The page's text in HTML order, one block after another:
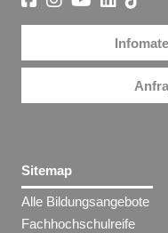
Sitemap
Alle Bildungsangebote
Fachhochschulreife